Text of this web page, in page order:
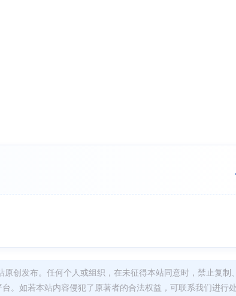
创发布。任何个人或组织，在未征得本站同意时，禁止复制
。如若本站内容侵犯了原著者的合法权益，可联系我们进行处